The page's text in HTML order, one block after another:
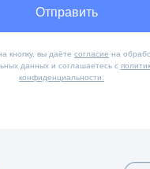
Отправить
кнопку, вы даёте согласие на
данных и соглашаетесь с
конфиденциальности.